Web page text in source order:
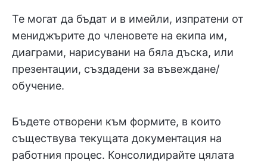
Те могат да бъдат и в имейли, изпратени от
мениджърите до членовете на екипа им,
диаграми, нарисувани на бяла дъска, или
презентации, създадени за въвеждане/
обучение.
Бъдете отворени към формите, в които
съществува текущата документация на
работния процес. Консолидирайте цялата